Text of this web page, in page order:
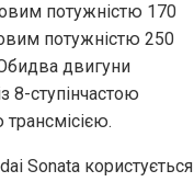
потужністю 170
потужністю 250
двигуни
8-ступінчастою
Sonata користується